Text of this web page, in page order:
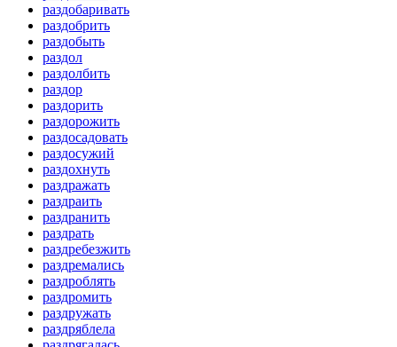
раздобаривать
раздобрить
раздобыть
раздол
раздолбить
раздор
раздорить
раздорожить
раздосадовать
раздосужий
раздохнуть
раздражать
раздраить
раздранить
раздрать
раздребезжить
раздремались
раздроблять
раздромить
раздружать
раздряблела